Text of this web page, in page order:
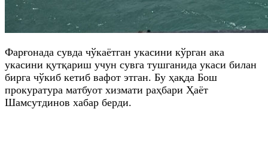
Фарғонада сувда чўкаётган укасини кўрган ака
укасини қутқариш учун сувга тушганида укаси билан
бирга чўкиб кетиб вафот этган. Бу ҳақда Бош
прокуратура матбуот хизмати раҳбари Ҳаёт
Шамсутдинов хабар берди.